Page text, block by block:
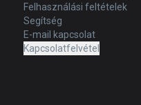
Felhasználási feltételek
Segítség
E-mail kapcsolat
Kapcsolatfelvétel